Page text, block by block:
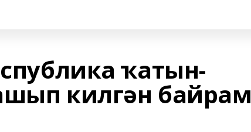
ҡатын-
килгән байрам